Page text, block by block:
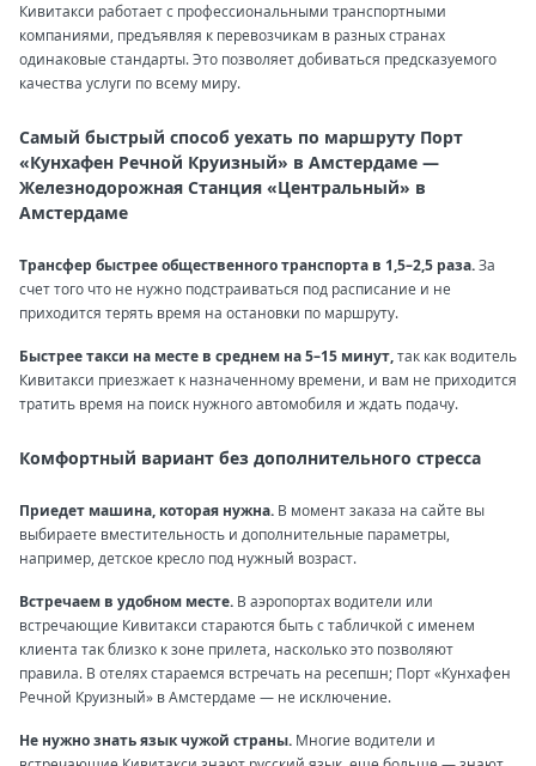
Кивитакси работает с профессиональными транспортными
компаниями, предъявляя к перевозчикам в разных странах
одинаковые стандарты. Это позволяет добиваться предсказуемого
качества услуги по всему миру.
Самый быстрый способ уехать по маршруту Порт
«Кунхафен Речной Круизный» в Амстердаме —
Железнодорожная Станция «Центральный» в
Амстердаме
Трансфер быстрее общественного транспорта в 1,5–2,5 раза.За
счет того что не нужно подстраиваться под расписание и не
приходится терять время на остановки по маршруту.
Быстрее такси на месте в среднем на 5–15 минут,так как водитель
Кивитакси приезжает к назначенному времени, и вам не приходится
тратить время на поиск нужного автомобиля и ждать подачу.
Комфортный вариант без дополнительного стресса
Приедет машина, которая нужна. В момент заказа на сайте вы
выбираете вместительность и дополнительные параметры,
например, детское кресло под нужный возраст.
Встречаем в удобном месте. В аэропортах водители или
встречающие Кивитакси стараются быть с табличкой с именем
клиента так близко к зоне прилета, насколько это позволяют
правила. В отелях стараемся встречать на ресепшн; Порт «Кунхафен
Речной Круизный» в Амстердаме — не исключение.
Не нужно знать язык чужой страны. Многие водители и